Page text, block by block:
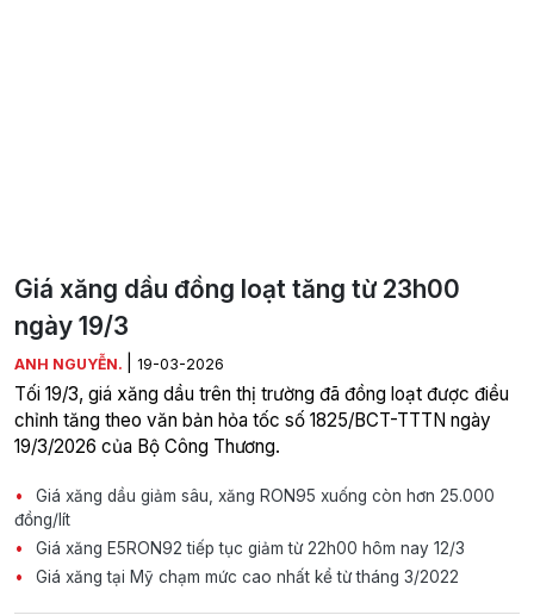
Giá xăng dầu đồng loạt tăng từ 23h00
ngày 19/3
ANH NGUYỄN. 19-03-2026
Tối 19/3, giá xăng dầu trên thị trường đã đồng loạt được điều
chỉnh tăng theo văn bản hỏa tốc số 1825/BCT-TTTN ngày
19/3/2026 của Bộ Công Thương.
Giá xăng dầu giảm sâu, xăng RON95 xuống còn hơn 25.000
đồng/lít
Giá xăng E5RON92 tiếp tục giảm từ 22h00 hôm nay 12/3
Giá xăng tại Mỹ chạm mức cao nhất kể từ tháng 3/2022